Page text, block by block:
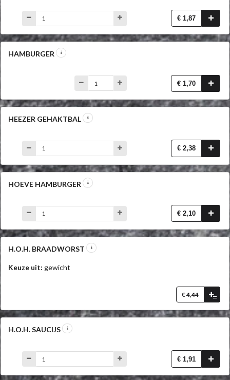
€ 1,87
HAMBURGER
€ 1,70
HEEZER GEHAKTBAL
€ 2,38
HOEVE HAMBURGER
€ 2,10
H.O.H. BRAADWORST
Keuze uit: gewicht
€ 4,44 =
H.O.H. SAUCIJS
€ 1,91